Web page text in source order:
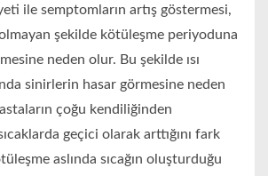
ile semptomların artış göstermesi,
şekilde kötüleşme periyoduna
neden olur. Bu şekilde ısı
sinirlerin hasar görmesine neden
çoğu kendiliğinden
geçici olarak arttığını fark
aslında sıcağın oluşturduğu